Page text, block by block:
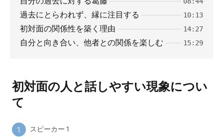
過去にとらわれず、縁に注目する 10:13
初対面の関係性を築く理由 14:27
自分と向き合い、他者との関係を楽しむ 15:29
初対面の人と話しやすい現象につい
て
スピーカー 1